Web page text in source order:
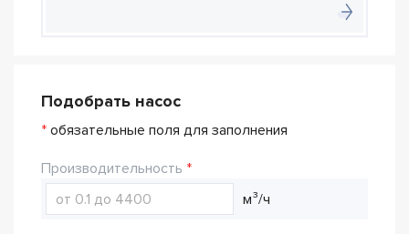
Подобрать насос
* обязательные поля для заполнения
Производительность
м³/ч